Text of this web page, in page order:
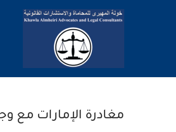
مغادرة الإمارات مع